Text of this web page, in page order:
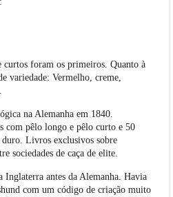
curtos foram os primeiros. Quanto à
variedade: Vermelho, creme,
na Alemanha em 1840.
com pêlo longo e pêlo curto e 50
duro. Livros exclusivos sobre
sociedades de caça de elite.
Inglaterra antes da Alemanha. Havia
com um código de criação muito